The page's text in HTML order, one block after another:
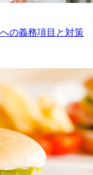
の義務項目と対策